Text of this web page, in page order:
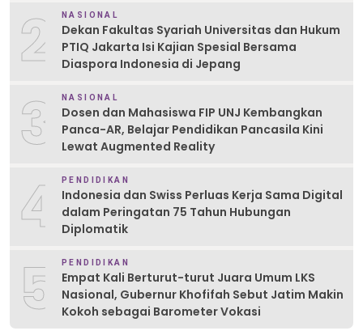
2 NASIONAL
Dekan Fakultas Syariah Universitas dan Hukum
PTIQ Jakarta Isi Kajian Spesial Bersama
Diaspora Indonesia di Jepang
3 NASIONAL
Dosen dan Mahasiswa FIP UNJ Kembangkan
Panca-AR, Belajar Pendidikan Pancasila Kini
Lewat Augmented Reality
4 PENDIDIKAN
Indonesia dan Swiss Perluas Kerja Sama Digital
dalam Peringatan 75 Tahun Hubungan
Diplomatik
5 PENDIDIKAN
Empat Kali Berturut-turut Juara Umum LKS
Nasional, Gubernur Khofifah Sebut Jatim Makin
Kokoh sebagai Barometer Vokasi